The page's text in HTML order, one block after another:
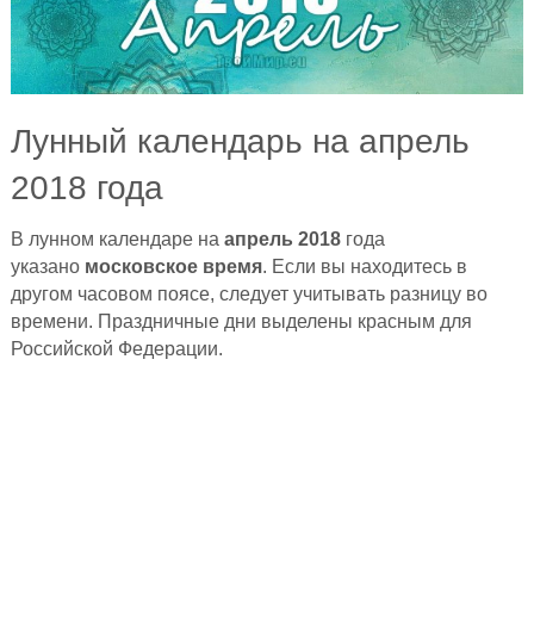
Лунный календарь на апрель
2018 года
В лунном календаре на апрель 2018года
указано московское время. Если вы находитесь в
другом часовом поясе, следует учитывать разницу во
времени. Праздничные дни выделены красным для
Российской Федерации.